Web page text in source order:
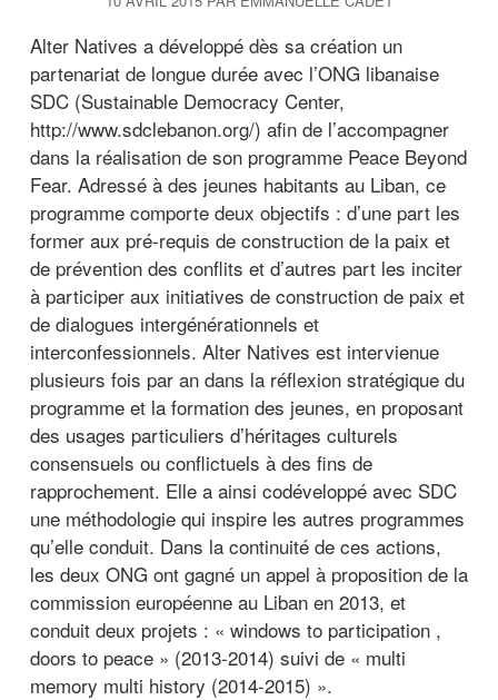
Alter Natives a développé dès sa création un
partenariat de longue durée avec l’ONG libanaise
SDC (Sustainable Democracy Center,
http://www.sdclebanon.org/) afin de l’accompagner
dans la réalisation de son programme Peace Beyond
Fear. Adressé à des jeunes habitants au Liban, ce
programme comporte deux objectifs : d’une part les
former aux pré-requis de construction de la paix et
de prévention des conflits et d’autres part les inciter
à participer aux initiatives de construction de paix et
de dialogues intergénérationnels et
interconfessionnels. Alter Natives est intervienue
plusieurs fois par an dans la réflexion stratégique du
programme et la formation des jeunes, en proposant
des usages particuliers d’héritages culturels
consensuels ou conflictuels à des fins de
rapprochement. Elle a ainsi codéveloppé avec SDC
une méthodologie qui inspire les autres programmes
qu’elle conduit. Dans la continuité de ces actions,
les deux ONG ont gagné un appel à proposition de la
commission européenne au Liban en 2013, et
conduit deux projets : « windows to participation ,
doors to peace » (2013-2014) suivi de « multi
memory multi history (2014-2015) ».